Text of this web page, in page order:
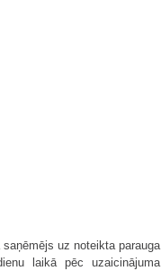
saņēmējs uz noteikta parauga
laikā pēc uzaicinājuma